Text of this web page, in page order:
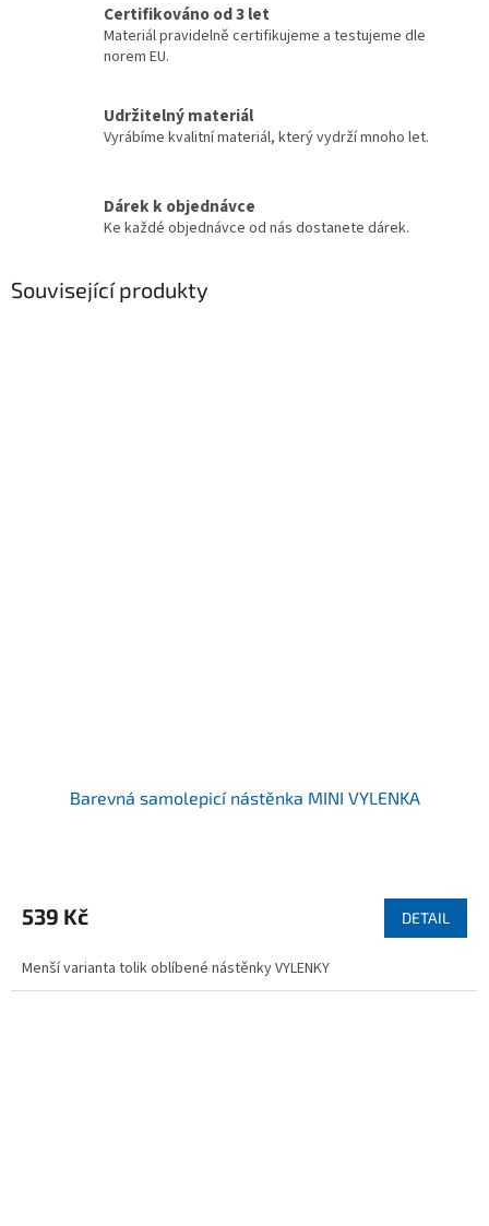
Certifikováno od 3 let
Materiál pravidelně certifikujeme a testujeme dle
norem EU.
Udržitelný materiál
Vyrábíme kvalitní materiál, který vydrží mnoho let.
Dárek k objednávce
Ke každé objednávce od nás dostanete dárek.
Související produkty
Barevná samolepicí nástěnka MINI VYLENKA
produktu
je
z
5
539 Kč DETAIL
Menší varianta tolik oblíbené nástěnky VYLENKY